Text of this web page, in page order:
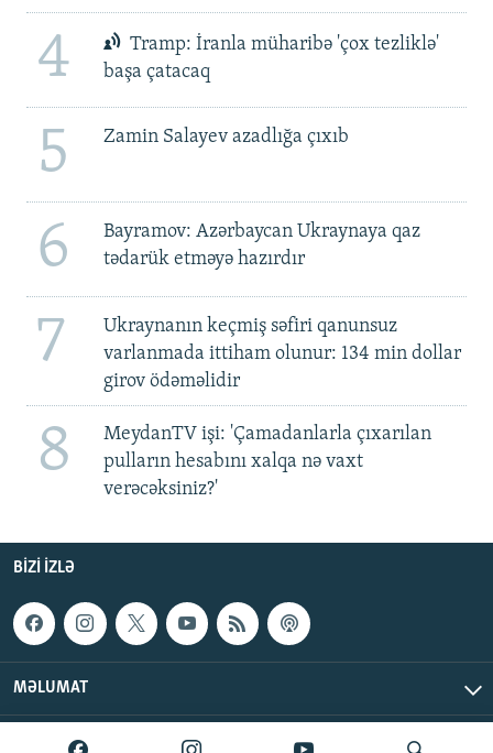
4
Tramp: İranla müharibə 'çox tezliklə'
başa çatacaq
5 Zamin Salayev azadlığa çıxıb
6
Bayramov: Azərbaycan Ukraynaya qaz
tədarük etməyə hazırdır
7
Ukraynanın keçmiş səfiri qanunsuz
varlanmada ittiham olunur: 134 min dollar
girov ödəməlidir
8
MeydanTV işi: 'Çamadanlarla çıxarılan
pulların hesabını xalqa nə vaxt
verəcəksiniz?'
BIZI IZLƏ
MƏLUMAT
AzadlıqRadiosu © 2026 Inc. | Bütün hüquqlar qorunur